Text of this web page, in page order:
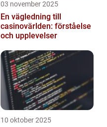
03 november 2025
En vägledning till
casinovärlden: förståelse
och upplevelser
10 oktober 2025